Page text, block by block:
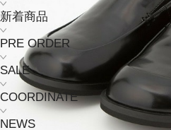
新着商品
PRE ORDER
SALE
COORDINATE
NEWS